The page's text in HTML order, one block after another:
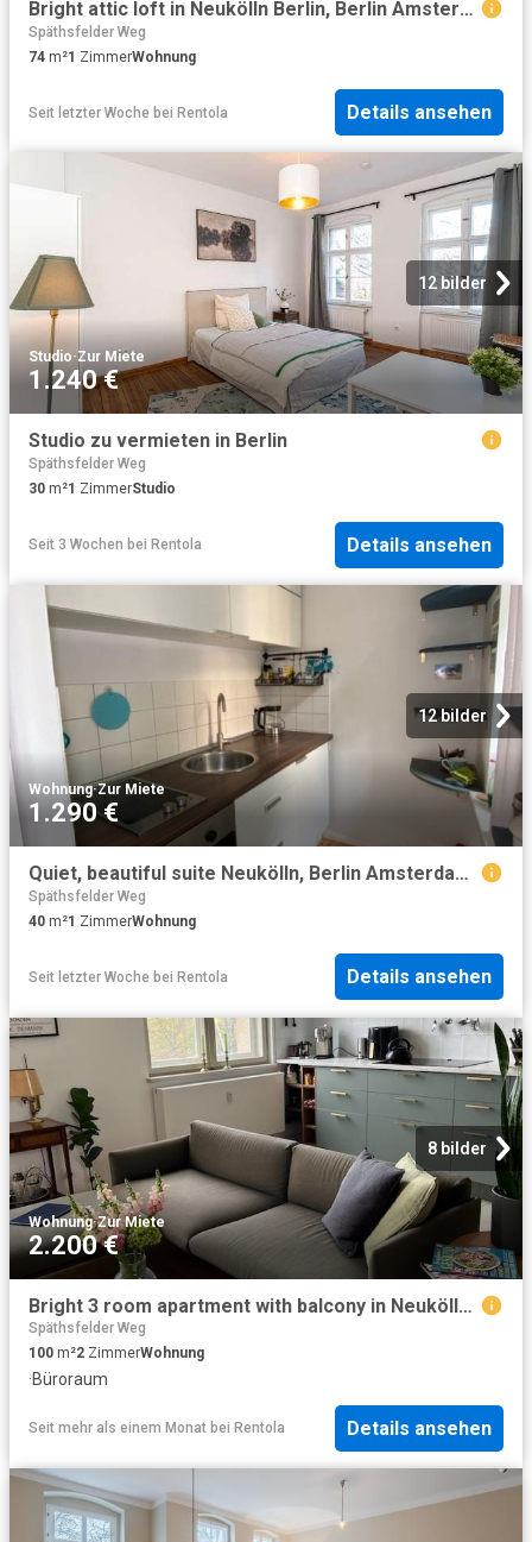
Bright attic loft in Neukölln Berlin, Berlin Amsterdam Apartments for Rent
Späthsfelder Weg
74 m²1 ZimmerWohnung
Seit letzter Woche bei Rentola Details ansehen
12 bilder
Studio·Zur Miete
1.240 €
Studio zu vermieten in Berlin
Späthsfelder Weg
30 m²1 ZimmerStudio
Seit 3 Wochen bei Rentola Details ansehen
12 bilder
Wohnung·Zur Miete
1.290 €
Quiet, beautiful suite Neukölln, Berlin Amsterdam Apartments for Rent
Späthsfelder Weg
40 m²1 ZimmerWohnung
Seit letzter Woche bei Rentola Details ansehen
8 bilder
Wohnung·Zur Miete
2.200 €
Bright 3 room apartment with balcony in Neukölln | Sublet 11.08.2026–15.05.2027
Späthsfelder Weg
100 m²2 ZimmerWohnung
·Büroraum
Seit mehr als einem Monat bei Rentola Details ansehen